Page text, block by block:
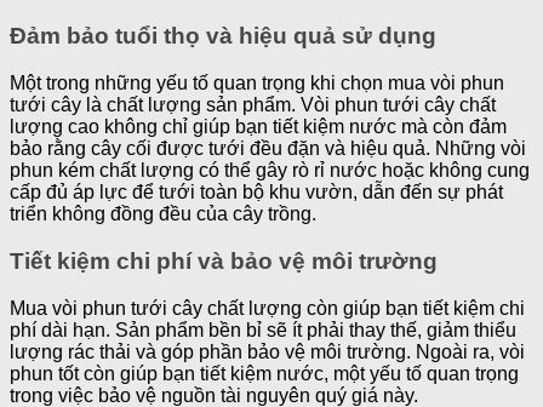
Đảm bảo tuổi thọ và hiệu quả sử dụng
Một trong những yếu tố quan trọng khi chọn mua vòi phun
tưới cây là chất lượng sản phẩm. Vòi phun tưới cây chất
lượng cao không chỉ giúp bạn tiết kiệm nước mà còn đảm
bảo rằng cây cối được tưới đều đặn và hiệu quả. Những vòi
phun kém chất lượng có thể gây rò rỉ nước hoặc không cung
cấp đủ áp lực để tưới toàn bộ khu vườn, dẫn đến sự phát
triển không đồng đều của cây trồng.
Tiết kiệm chi phí và bảo vệ môi trường
Mua vòi phun tưới cây chất lượng còn giúp bạn tiết kiệm chi
phí dài hạn. Sản phẩm bền bỉ sẽ ít phải thay thế, giảm thiểu
lượng rác thải và góp phần bảo vệ môi trường. Ngoài ra, vòi
phun tốt còn giúp bạn tiết kiệm nước, một yếu tố quan trọng
trong việc bảo vệ nguồn tài nguyên quý giá này.